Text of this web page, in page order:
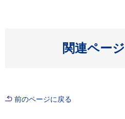
関連ペー
前のページに戻る